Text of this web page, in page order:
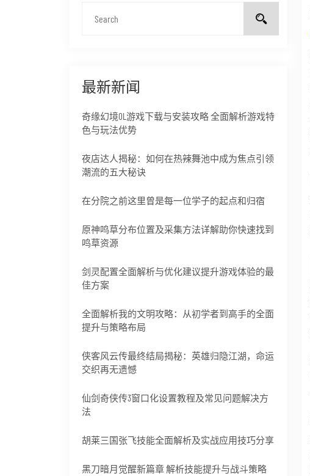
最新新闻
奇缘幻境OL游戏下载与安装攻略 全面解析游戏特
色与玩法优势
夜店达人揭秘：如何在热辣舞池中成为焦点引领
潮流的五大秘诀
在分院之前这里曾是每一位学子的起点和归宿
原神鸣草分布位置及采集方法详解助你快速找到
鸣草资源
剑灵配置全面解析与优化建议提升游戏体验的最
佳方案
全面解析我的文明攻略：从初学者到高手的全面
提升与策略布局
侠客风云传最终结局揭秘：英雄归隐江湖，命运
交织再无遗憾
仙剑奇侠传3窗口化设置教程及常见问题解决方
法
胡莱三国张飞技能全面解析及实战应用技巧分享
黑刀暗月觉醒新篇章 解析技能提升与战斗策略